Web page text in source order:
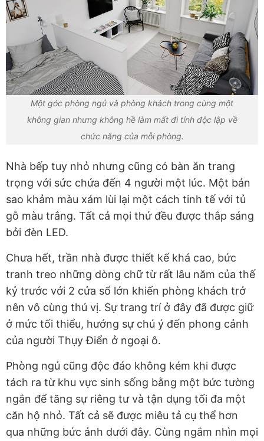
Một góc phòng ngủ và phòng khách trong cùng một
không gian nhưng không hề làm mất đi tính độc lập về
chức năng của mỗi phòng.
Nhà bếp tuy nhỏ nhưng cũng có bàn ăn trang
trọng với sức chứa đến 4 người một lúc. Một bản
sao khảm màu xám lùi lại một cách tinh tế với tủ
gỗ màu trắng. Tất cả mọi thứ đều được thắp sáng
bởi đèn LED.
Chưa hết, trần nhà được thiết kế khá cao, bức
tranh treo những dòng chữ từ rất lâu năm của thế
kỷ trước với 2 cửa sổ lớn khiến phòng khách trở
nên vô cùng thú vị. Sự trang trí ở đây đã được giữ
ở mức tối thiểu, hướng sự chú ý đến phong cảnh
của người Thụy Điển ở ngoại ô.
Phòng ngủ cũng độc đáo không kém khi được
tách ra từ khu vực sinh sống bằng một bức tường
ngắn để tăng sự riêng tư và tận dụng tối đa một
căn hộ nhỏ. Tất cả sẽ được miêu tả cụ thể hơn
qua những bức ảnh dưới đây. Cùng ngắm nhìn mọi